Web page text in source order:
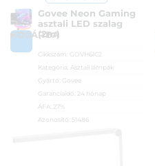
KOSÁRBA
Govee Neon Gaming
asztali LED szalag
(2m)
Cikkszám: GOVH61C2
Kategória: Asztali lámpák
Gyártó: Govee
Garanciaidő:
24 hónap
ÁFA:
27%
Azonosító: 51486